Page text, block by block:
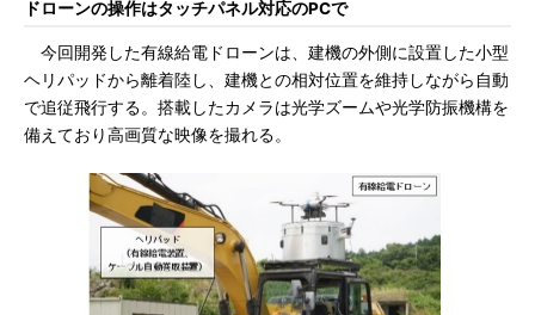
ドローンの操作はタッチパネル対応のPCで
今回開発した有線給電ドローンは、建機の外側に設置した小型
ヘリパッドから離着陸し、建機との相対位置を維持しながら自動
で追従飛行する。搭載したカメラは光学ズームや光学防振機構を
備えており高画質な映像を撮れる。